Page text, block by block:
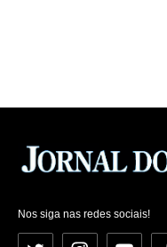
Nos siga nas redes sociais!